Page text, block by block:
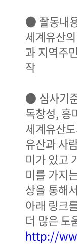
● 촬동내
세계유산
과 지역주
작
● 심사기
독창성, 흥
세계유산
유산과 사
미가 있고
미를 가지
상을 통해
아래 링크
더 많은 도
http://